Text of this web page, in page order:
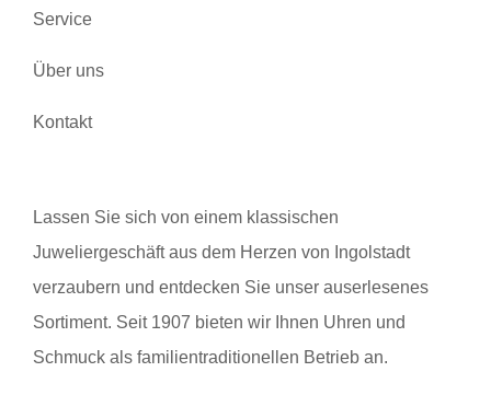
Service
Über uns
Kontakt
Lassen Sie sich von einem klassischen
Juweliergeschäft aus dem Herzen von Ingolstadt
verzaubern und entdecken Sie unser auserlesenes
Sortiment. Seit 1907 bieten wir Ihnen Uhren und
Schmuck als familientraditionellen Betrieb an.